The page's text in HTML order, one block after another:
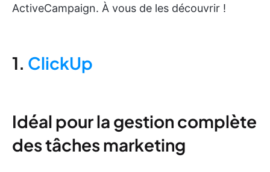
ActiveCampaign. À vous de les découvrir !
1. ClickUp
Idéal pour la gestion complète
des tâches marketing